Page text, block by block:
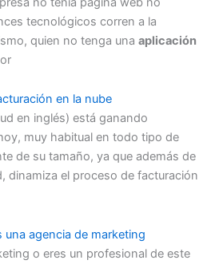
tecnológicos corren a la
quien no tenga una aplicación
en la nube
en inglés) está ganando
muy habitual en todo tipo de
de su tamaño, ya que además de
dinamiza el proceso de facturación
agencia de marketing
o eres un profesional de este